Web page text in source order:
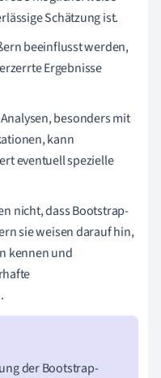
Schätzung ist.
beeinflusst werden,
Ergebnisse
besonders mit
kann
eventuell spezielle
nicht, dass Bootstrap-
sie weisen darauf hin,
kennen und
der Bootstrap-